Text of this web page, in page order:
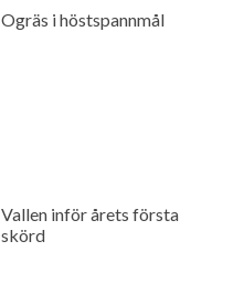
Ogräs i höstspannmål
Vallen inför årets första
skörd